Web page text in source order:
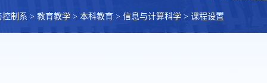
控制系 > 教育教学 > 本科教育 > 信息与计算科学 > 课程设置